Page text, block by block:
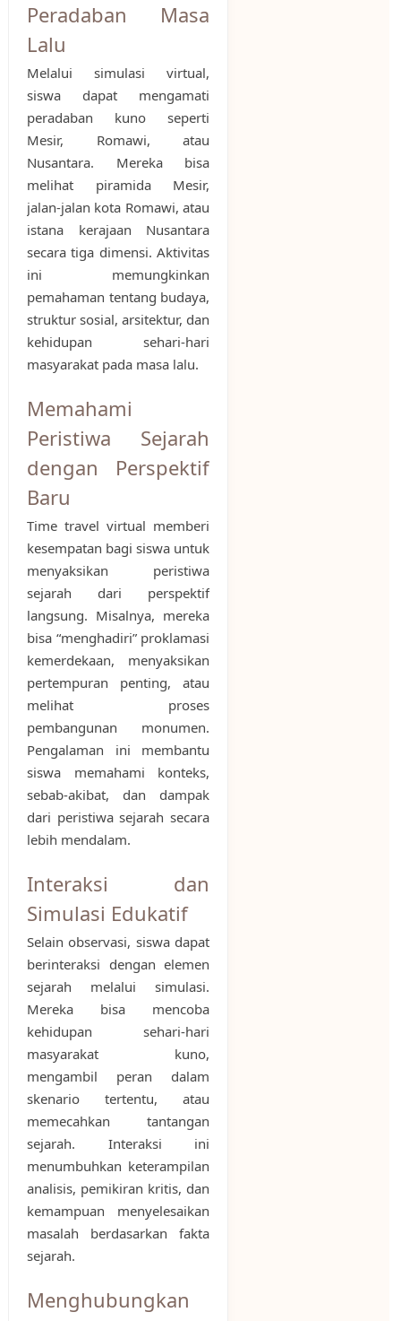
Peradaban Masa
Lalu
Melalui simulasi virtual,
siswa dapat mengamati
peradaban kuno seperti
Mesir, Romawi, atau
Nusantara. Mereka bisa
melihat piramida Mesir,
jalan-jalan kota Romawi, atau
istana kerajaan Nusantara
secara tiga dimensi. Aktivitas
ini memungkinkan
pemahaman tentang budaya,
struktur sosial, arsitektur, dan
kehidupan sehari-hari
masyarakat pada masa lalu.
Memahami
Peristiwa Sejarah
dengan Perspektif
Baru
Time travel virtual memberi
kesempatan bagi siswa untuk
menyaksikan peristiwa
sejarah dari perspektif
langsung. Misalnya, mereka
bisa “menghadiri” proklamasi
kemerdekaan, menyaksikan
pertempuran penting, atau
melihat proses
pembangunan monumen.
Pengalaman ini membantu
siswa memahami konteks,
sebab-akibat, dan dampak
dari peristiwa sejarah secara
lebih mendalam.
Interaksi dan
Simulasi Edukatif
Selain observasi, siswa dapat
berinteraksi dengan elemen
sejarah melalui simulasi.
Mereka bisa mencoba
kehidupan sehari-hari
masyarakat kuno,
mengambil peran dalam
skenario tertentu, atau
memecahkan tantangan
sejarah. Interaksi ini
menumbuhkan keterampilan
analisis, pemikiran kritis, dan
kemampuan menyelesaikan
masalah berdasarkan fakta
sejarah.
Menghubungkan